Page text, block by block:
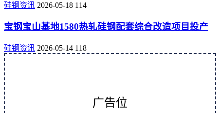
硅钢资讯 2026-05-18 114
宝钢宝山基地1580热轧硅钢配套综合改造项目投产
硅钢资讯 2026-05-14 118
广告位